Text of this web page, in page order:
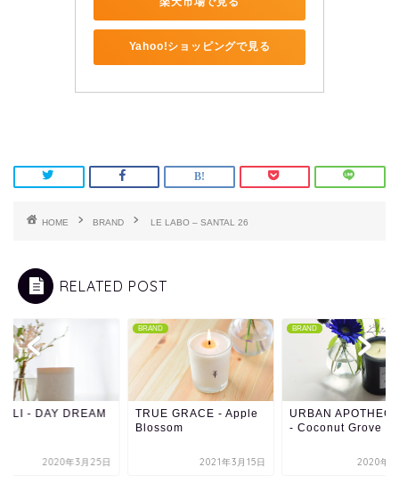
Yahoo!ショッピングで見る
HOME BRAND LE LABO – SANTAL 26
RELATED POST
- DAY DREAM
2020年3月25日
BRAND
TRUE GRACE - Apple
Blossom
2021年3月15日
BRAND
URBAN
- Coconut Grove
2020年8